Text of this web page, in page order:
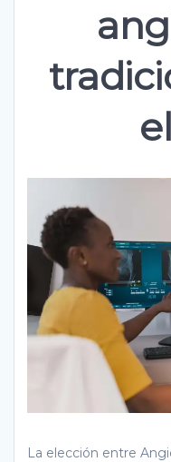
La elección entre